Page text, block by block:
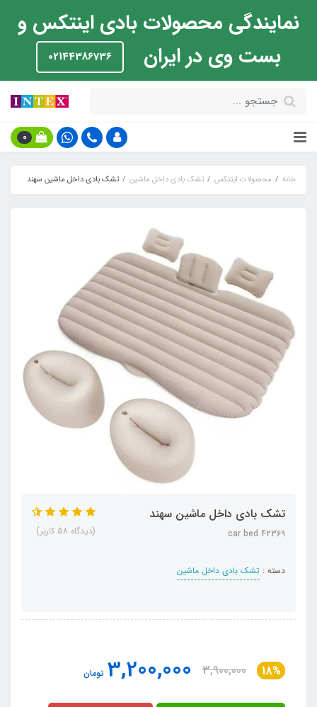
نمایندگی محصولات بادی اینتکس و
بست وی در ایران
02144386736
0
خانه محصولات اینتکس تشک بادی داخل ماشین تشک بادی داخل ماشین سهند
تشک بادی داخل ماشین سهند
car bed 42369
دسته : تشک بادی داخل ماشین
(دیدگاه 58 کاربر)
18%
3,900,000
3,200,000 تومان